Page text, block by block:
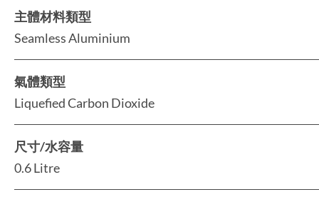
主體材料類型
Seamless Aluminium
氣體類型
Liquefied Carbon Dioxide
尺寸/水容量
0.6 Litre